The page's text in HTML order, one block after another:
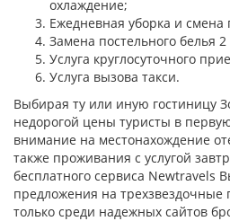
охлаждение;
Ежедневная уборка и смена
Замена постельного белья
Услуга круглосуточного
Услуга вызова такси.
Выбирая ту или иную гостиницу
недорогой цены туристы в
внимание на местонахождение
также проживания с услугой
бесплатного сервиса Newtravels
предложения на трехзвездочные
только среди надежных сайтов